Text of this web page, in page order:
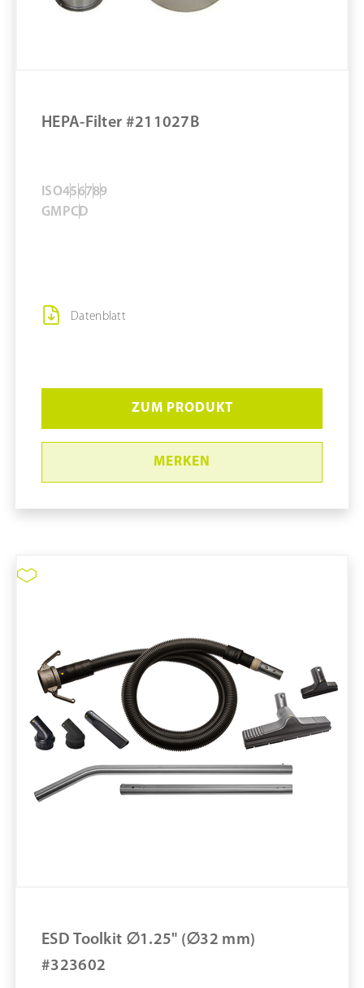
Staubsauger #CWR-8 (Poly) #110499B
HEPA-Filter #211027B
Datenblatt
ISO456789
GMPC D
ZUM PRODUKT
MERKEN
Größe STK
Material
Marke: Tiger-Vac
Art Staubsaugerfilter: HEPA-Filter
Filterleistung: 99,995 %
Passend für CR-4D
HEPA-Filter #211027B
ESD Toolkit ∅1.25" (∅32 mm)
#323602